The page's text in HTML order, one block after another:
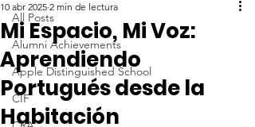
All Posts
Alumni Achievements
Apple Distinguished School
CIF
Mi Espacio, Mi Voz:
Aprendiendo
Portugués desde la
Habitación
10 abr 2025 2 min de lectura